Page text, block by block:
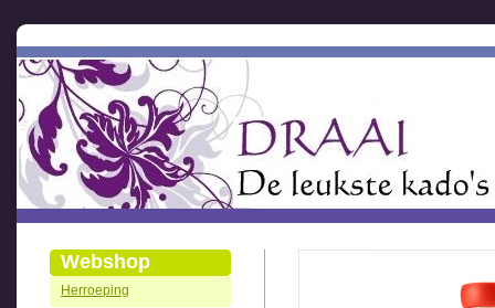
Webshop
Herroeping